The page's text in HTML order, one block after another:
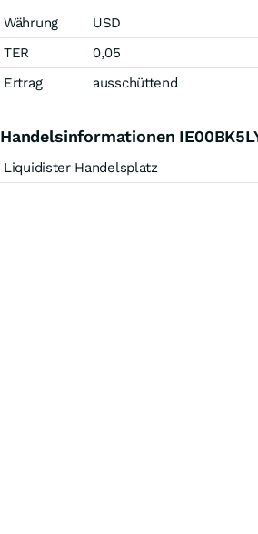
Währung
USD
TER
0,05
Ertrag
ausschüttend
Handelsinformationen
Liquidister Handelsplatz